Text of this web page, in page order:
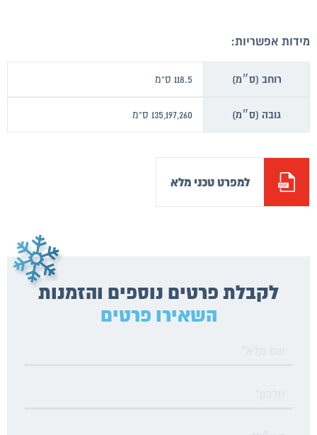
מידות אפשריות:
רוחב (ס״מ) 118.5 ס"מ
גובה (ס״מ) 135,197,260 ס"מ
למפרט טכני מלא
לקבלת פרטים נוספים והזמנות
השאירו פרטים